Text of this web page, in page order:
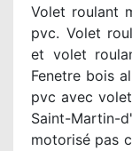
Volet roulant
pvc. Volet
et volet
Fenetre bois
pvc avec
Saint-
motorisé pas